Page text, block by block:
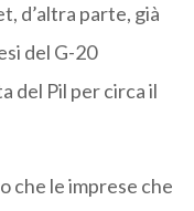
d’altra parte, già
del G-20
del Pil per circa il
che le imprese che